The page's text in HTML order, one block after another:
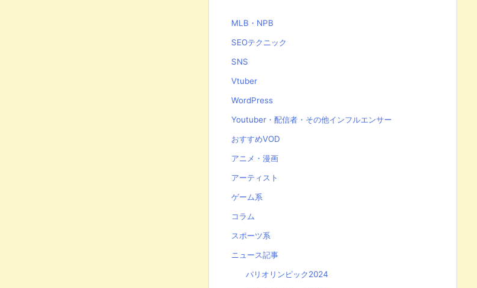
MLB・NPB
SEOテクニック
SNS
Vtuber
WordPress
Youtuber・配信者・その他インフルエンサー
おすすめVOD
アニメ・漫画
アーティスト
ゲーム系
コラム
スポーツ系
ニュース記事
パリオリンピック2024